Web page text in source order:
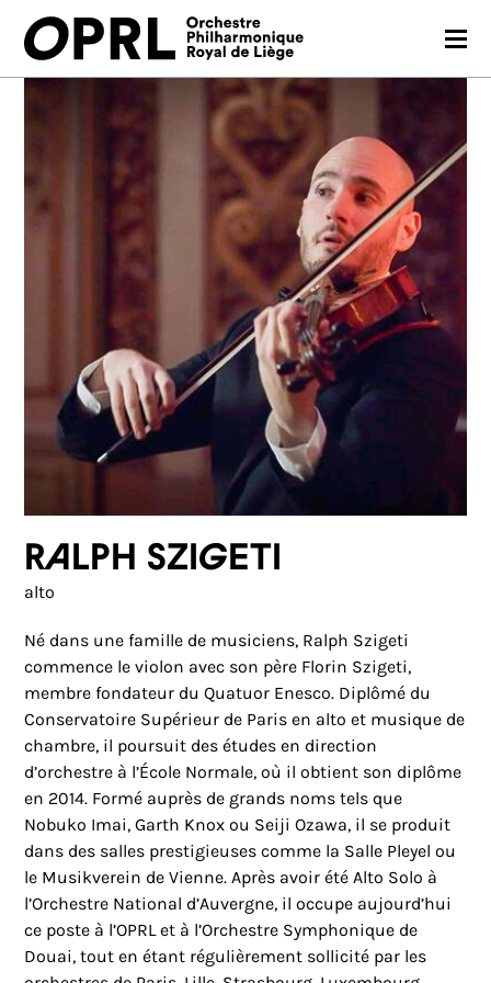
JEUNES PUBLICS
NOUS SOUTENIR
Ralph Szigeti
alto
Né dans une famille de musiciens, Ralph Szigeti
commence le violon avec son père Florin Szigeti,
membre fondateur du Quatuor Enesco. Diplômé du
Conservatoire Supérieur de Paris en alto et musique de
chambre, il poursuit des études en direction
d’orchestre à l’École Normale, où il obtient son diplôme
en 2014. Formé auprès de grands noms tels que
Nobuko Imai, Garth Knox ou Seiji Ozawa, il se produit
dans des salles prestigieuses comme la Salle Pleyel ou
le Musikverein de Vienne. Après avoir été Alto Solo à
l’Orchestre National d’Auvergne, il occupe aujourd’hui
ce poste à l’OPRL et à l’Orchestre Symphonique de
Douai, tout en étant régulièrement sollicité par les